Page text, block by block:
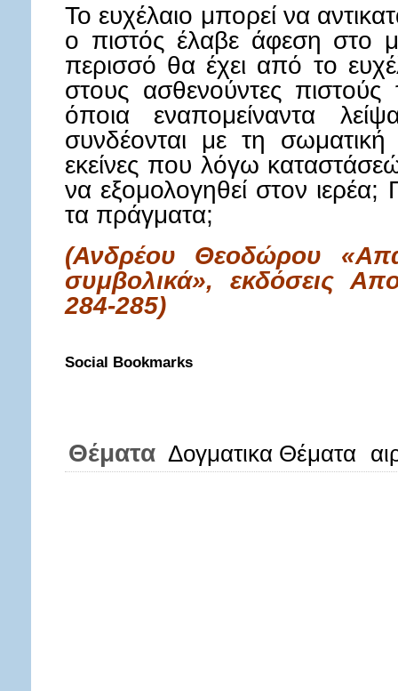
Το ευχέλαιο μπορεί να
ο πιστός έλαβε άφεση στο
περισσό θα έχει από το
στους ασθενούντες πιστούς
όποια εναπομείναντα
συνδέονται με τη σωματική
εκείνες που λόγω
να εξομολογηθεί στον ιερέα;
τα πράγματα;
(Ανδρέου Θεοδώρου
συμβολικά», εκδόσεις
284-285)
Social Bookmarks
Θέματα Δογματικα Θέματα